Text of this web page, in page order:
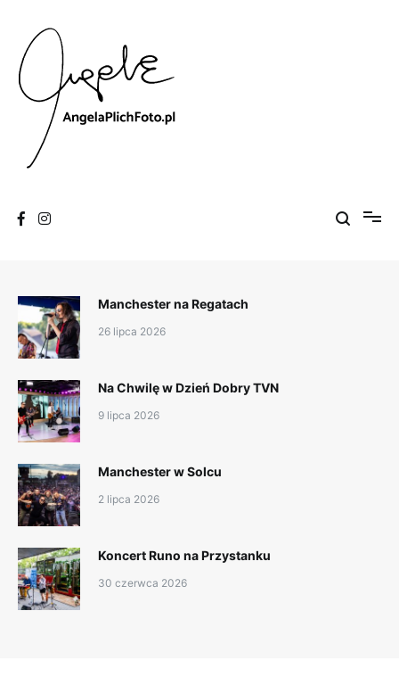
content
Manchester na Regatach
26 lipca 2026
Na Chwilę w Dzień Dobry TVN
9 lipca 2026
Manchester w Solcu
2 lipca 2026
Koncert Runo na Przystanku
30 czerwca 2026